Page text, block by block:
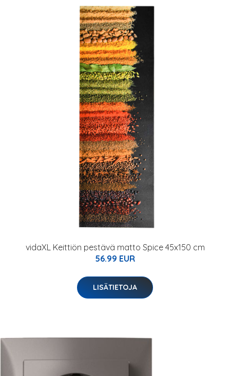
vidaXL Keittiön pestävä matto Spice 45x150 cm
56.99 EUR
LISÄTIETOJA